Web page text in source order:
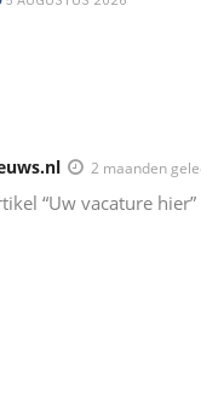
2 maanden
“Uw vacature